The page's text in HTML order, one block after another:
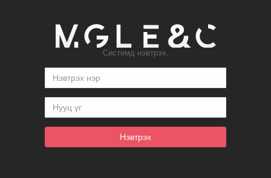
Системд нэвтрэх.
Нэвтрэх